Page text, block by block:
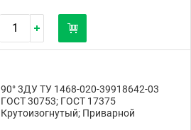
90° 3ДУ ТУ 1468-020-39918642-03
ГОСТ 30753; ГОСТ 17375
Крутоизогнутый; Приварной